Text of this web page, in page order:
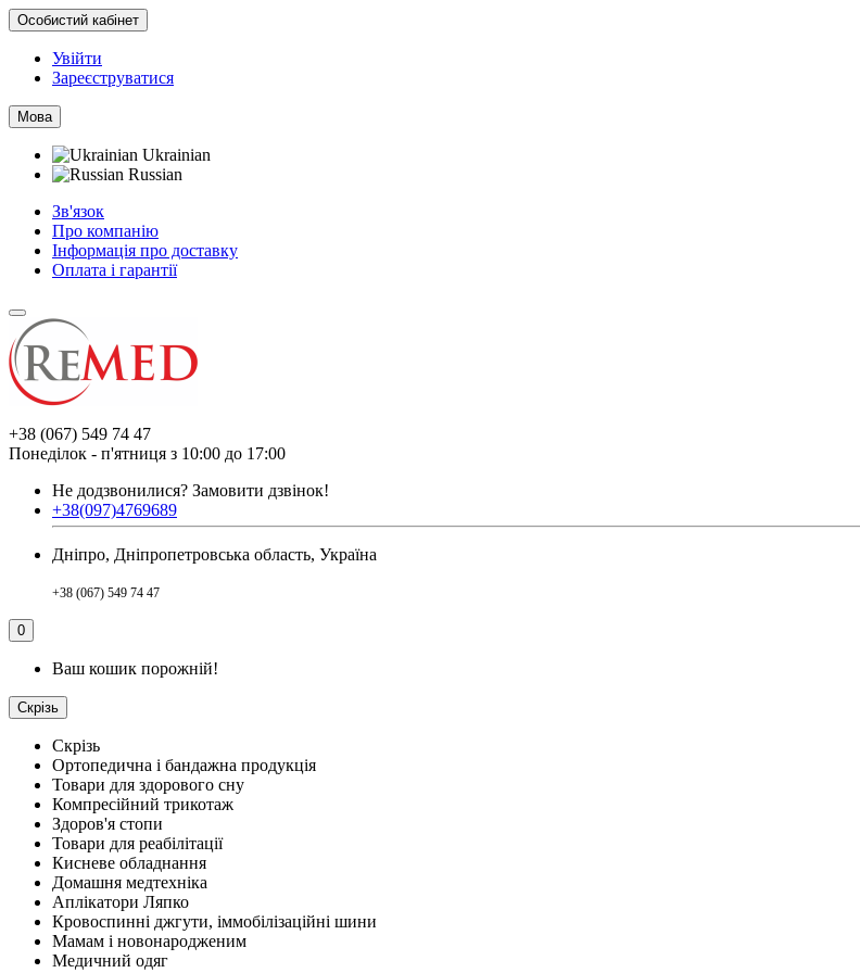
Особистий кабінет
Увійти
Зареєструватися
Мова
Ukrainian
Russian
Зв'язок
Про компанію
Інформація про доставку
Оплата і гарантії
+38 (067) 549 74 47
Понеділок - п'ятниця з 10:00 до 17:00
Не додзвонилися? Замовити дзвінок!
+38(097)4769689
Дніпро, Дніпропетровська область, Україна
+38 (067) 549 74 47
0
Ваш кошик порожній!
Скрізь
Скрізь
Ортопедична і бандажна продукція
Товари для здорового сну
Компресійний трикотаж
Здоров'я стопи
Товари для реабілітації
Кисневе обладнання
Домашня медтехніка
Аплікатори Ляпко
Кровоспинні джгути, іммобілізаційні шини
Мамам і новонародженим
Медичний одяг